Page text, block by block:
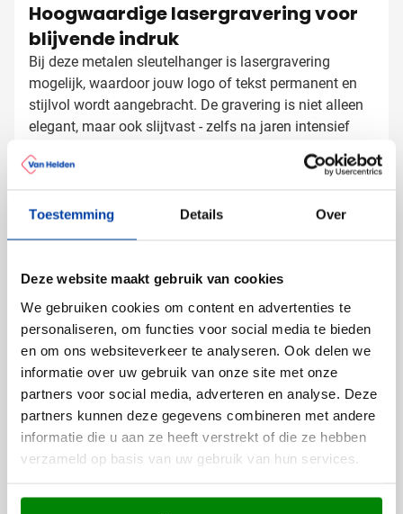
Toestemming Details Over
Deze website maakt gebruik van cookies
We gebruiken cookies om content en advertenties te
personaliseren, om functies voor social media te bieden
en om ons websiteverkeer te analyseren. Ook delen we
informatie over uw gebruik van onze site met onze
partners voor social media, adverteren en analyse. Deze
partners kunnen deze gegevens combineren met andere
informatie die u aan ze heeft verstrekt of die ze hebben
verzameld op basis van uw gebruik van hun services.
Hoogwaardige lasergravering voor
blijvende indruk
Bij deze metalen sleutelhanger is lasergravering
mogelijk, waardoor jouw logo of tekst permanent en
stijlvol wordt aangebracht. De gravering is niet alleen
elegant, maar ook slijtvast - zelfs na jaren intensief
tussen het metaal en de gravering zorgt voor een
Sleutelhangers laten bedrukken met
Bij Van Helden Relatiegeschenken bedrukken we jouw
sleutelhangers precies zoals jij dat wilt:
Met een korte tekst of slogan
Met verschillende namen voor een persoonlijke
touch
De lasergravering zorgt voor een subtiele maar
duidelijk zichtbare weergave van jouw logo, waardoor
deze sleutelhanger een stijlvolle vertegenwoordiging
van je merk wordt.
Gratis digitaal voorbeeld van je
bedrukte sleutelhanger